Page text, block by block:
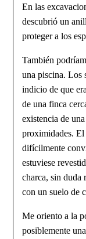
En las
descubrió un
proteger a los
También
una piscina. Los
indicio de que
de una finca
existen­cia de
proximidades.
difícilmente
estuviese
charca, sin duda
con un suelo de
Me oriento a la
posiblemente